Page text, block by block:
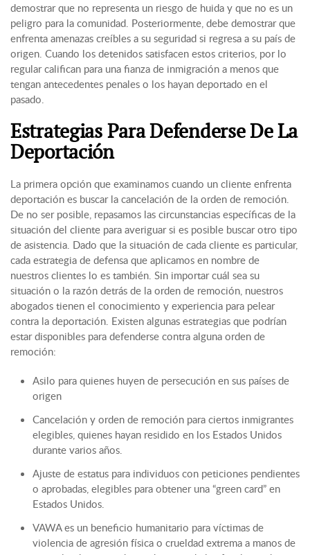
demostrar que no representa un riesgo de huida y que no es un
peligro para la comunidad. Posteriormente, debe demostrar que
enfrenta amenazas creíbles a su seguridad si regresa a su país de
origen. Cuando los detenidos satisfacen estos criterios, por lo
regular califican para una fianza de inmigración a menos que
tengan antecedentes penales o los hayan deportado en el
pasado.
Estrategias Para Defenderse De La
Deportación
La primera opción que examinamos cuando un cliente enfrenta
deportación es buscar la cancelación de la orden de remoción.
De no ser posible, repasamos las circunstancias específicas de la
situación del cliente para averiguar si es posible buscar otro tipo
de asistencia. Dado que la situación de cada cliente es particular,
cada estrategia de defensa que aplicamos en nombre de
nuestros clientes lo es también. Sin importar cuál sea su
situación o la razón detrás de la orden de remoción, nuestros
abogados tienen el conocimiento y experiencia para pelear
contra la deportación. Existen algunas estrategias que podrían
estar disponibles para defenderse contra alguna orden de
remoción:
Asilo para quienes huyen de persecución en sus países de
origen
Cancelación y orden de remoción para ciertos inmigrantes
elegibles, quienes hayan residido en los Estados Unidos
durante varios años.
Ajuste de estatus para individuos con peticiones pendientes
o aprobadas, elegibles para obtener una “green card” en
Estados Unidos.
VAWA es un beneficio humanitario para víctimas de
violencia de agresión física o crueldad extrema a manos de